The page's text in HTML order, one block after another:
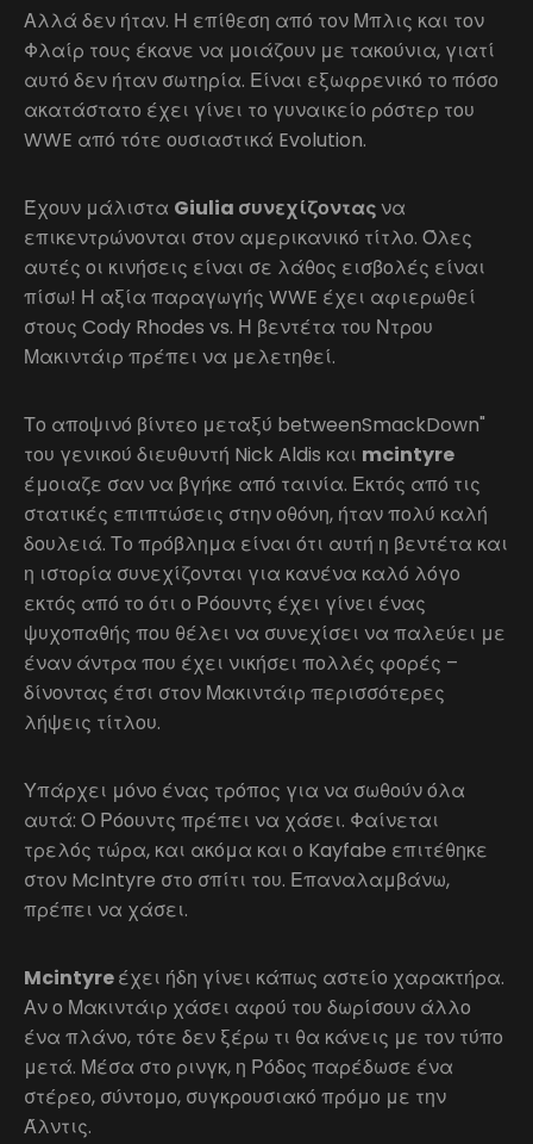
Αλλά δεν ήταν. Η επίθεση από τον Μπλις και τον
Φλαίρ τους έκανε να μοιάζουν με τακούνια, γιατί
αυτό δεν ήταν σωτηρία. Είναι εξωφρενικό το πόσο
ακατάστατο έχει γίνει το γυναικείο ρόστερ του
WWE από τότε ουσιαστικά Evolution.
Έχουν μάλιστα Giulia συνεχίζονταςνα
επικεντρώνονται στον αμερικανικό τίτλο. Όλες
αυτές οι κινήσεις είναι σε λάθος εισβολές είναι
πίσω! Η αξία παραγωγής WWE έχει αφιερωθεί
στους Cody Rhodes vs. Η βεντέτα του Ντρου
Μακιντάιρ πρέπει να μελετηθεί.
Το αποψινό βίντεο μεταξύ betweenSmackDown"
του γενικού διευθυντή Nick Aldis και mcintyre
έμοιαζε σαν να βγήκε από ταινία. Εκτός από τις
στατικές επιπτώσεις στην οθόνη, ήταν πολύ καλή
δουλειά. Το πρόβλημα είναι ότι αυτή η βεντέτα και
η ιστορία συνεχίζονται για κανένα καλό λόγο
εκτός από το ότι ο Ρόουντς έχει γίνει ένας
ψυχοπαθής που θέλει να συνεχίσει να παλεύει με
έναν άντρα που έχει νικήσει πολλές φορές –
δίνοντας έτσι στον Μακιντάιρ περισσότερες
λήψεις τίτλου.
Υπάρχει μόνο ένας τρόπος για να σωθούν όλα
αυτά: Ο Ρόουντς πρέπει να χάσει. Φαίνεται
τρελός τώρα, και ακόμα και ο Kayfabe επιτέθηκε
στον McIntyre στο σπίτι του. Επαναλαμβάνω,
πρέπει να χάσει.
Mcintyreέχει ήδη γίνει κάπως αστείο χαρακτήρα.
Αν ο Μακιντάιρ χάσει αφού του δωρίσουν άλλο
ένα πλάνο, τότε δεν ξέρω τι θα κάνεις με τον τύπο
μετά. Μέσα στο ρινγκ, η Ρόδος παρέδωσε ένα
στέρεο, σύντομο, συγκρουσιακό πρόμο με την
Άλντις.